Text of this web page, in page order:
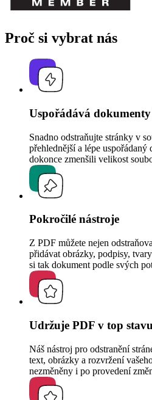
Proč si vybrat nás
Uspořádává
Snadno odstraňujte stránky v
přehlednější a lépe
dokonce zmenšili velikost
Pokročilé nástroje
Z PDF můžete nejen
přidávat obrázky, podpisy,
si tak dokument podle svých
Udržuje PDF v top stavu
Náš nástroj pro odstranění
text, obrázky a rozvržení
nezměněny i po provedení